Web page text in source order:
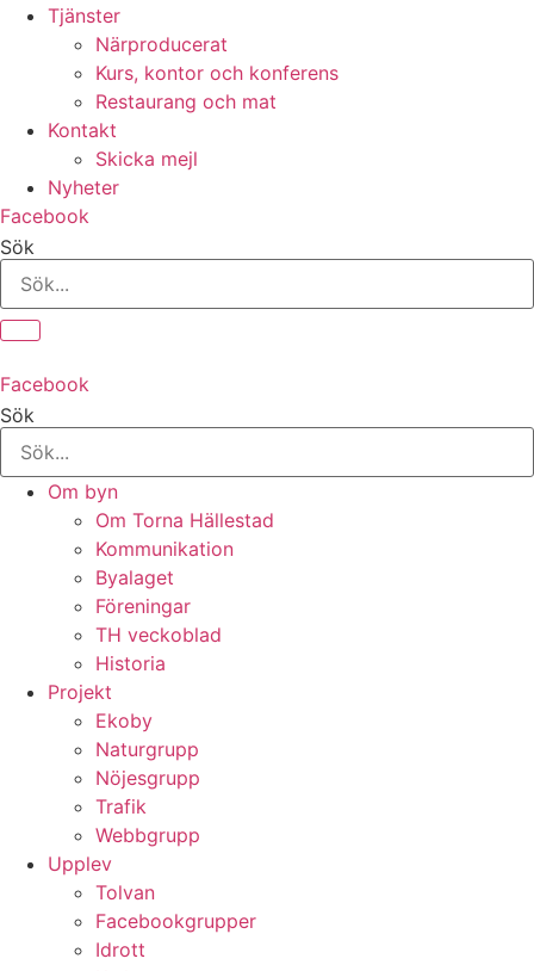
Tjänster
Närproducerat
Kurs, kontor och konferens
Restaurang och mat
Kontakt
Skicka mejl
Nyheter
Facebook
Sök
Facebook
Sök
Om byn
Om Torna Hällestad
Kommunikation
Byalaget
Föreningar
TH veckoblad
Historia
Projekt
Ekoby
Naturgrupp
Nöjesgrupp
Trafik
Webbgrupp
Upplev
Tolvan
Facebookgrupper
Idrott